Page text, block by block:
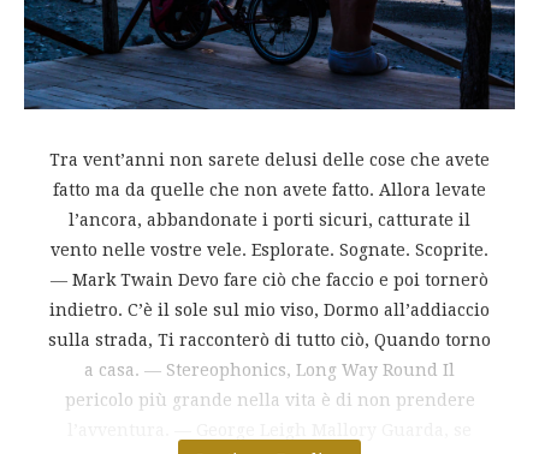
Tra vent’anni non sarete delusi delle cose che avete
fatto ma da quelle che non avete fatto. Allora levate
l’ancora, abbandonate i porti sicuri, catturate il
vento nelle vostre vele. Esplorate. Sognate. Scoprite.
― Mark Twain Devo fare ciò che faccio e poi tornerò
indietro. C’è il sole sul mio viso, Dormo all’addiaccio
sulla strada, Ti racconterò di tutto ciò, Quando torno
a casa. ― Stereophonics, Long Way Round Il
pericolo più grande nella vita è di non prendere